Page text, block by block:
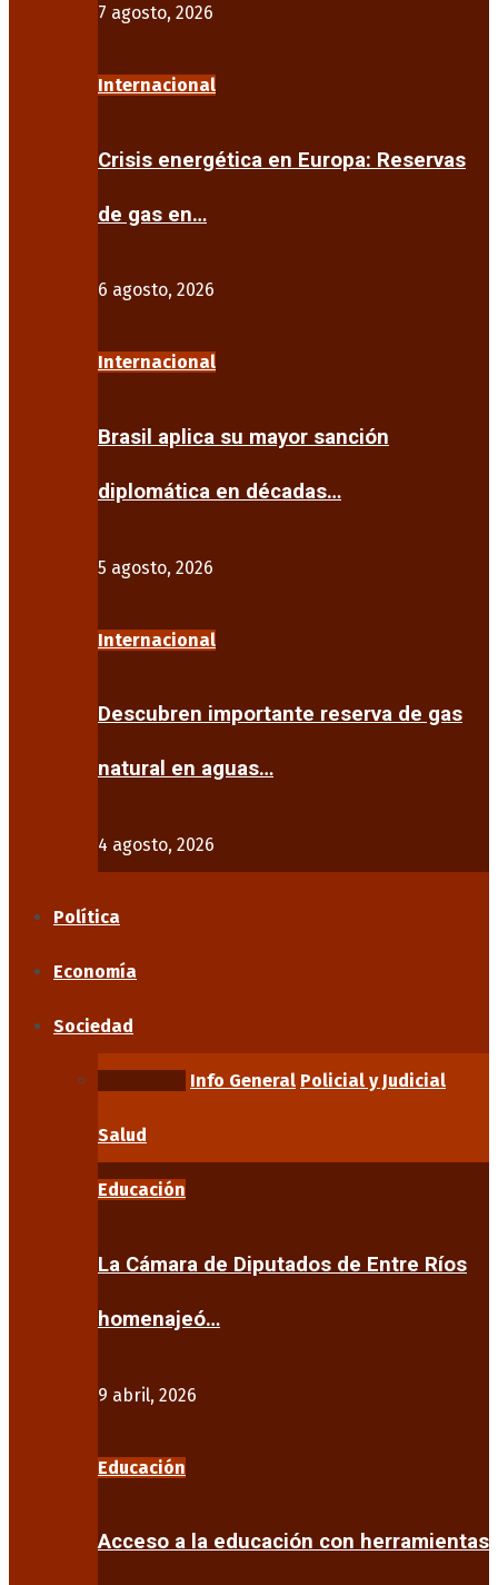
7 agosto, 2026
Internacional
Crisis energética en Europa: Reservas
de gas en…
6 agosto, 2026
Internacional
Brasil aplica su mayor sanción
diplomática en décadas…
5 agosto, 2026
Internacional
Descubren importante reserva de gas
natural en aguas…
4 agosto, 2026
Política
Economía
Sociedad
Info General Policial y Judicial
Salud
Educación
La Cámara de Diputados de Entre Ríos
homenajeó…
9 abril, 2026
Educación
Acceso a la educación con herramientas